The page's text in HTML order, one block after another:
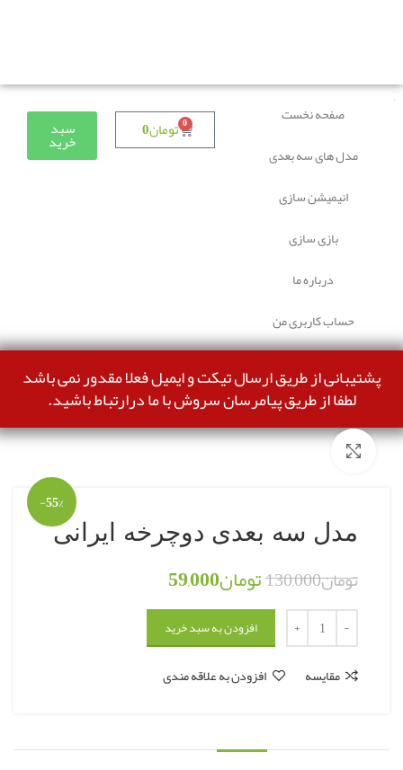
صفحه نخست
مدل های سه بعدی
انیمیشن سازی
بازی سازی
درباره ما
حساب کاربری من
تومان0 0 سبد
خرید
پشتیبانی از طریق ارسال تیکت و ایمیل فعلا مقدور نمی باشد
لطفا از طریق پیامرسان سروش با ما درارتباط باشید.
-55%
مدل سه بعدی دوچرخه ایرانی
تومان130,000تومان59,000
افزودن به سبد خرید
مقایسه افزودن به علاقه مندی